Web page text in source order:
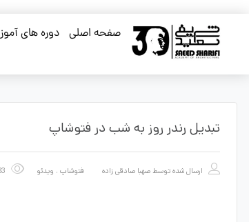
صفحه اصلی دوره های
تبدیل رندر روز به شب در فتوشاپ
ارسال شده توسط صهبا صادقی زاده فتوشاپ ، ویدئو